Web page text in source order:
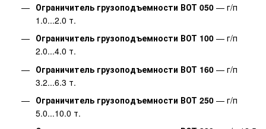
Ограничитель грузоподъемности ВОТ 050 — г/п
1.0...2.0 т.
Ограничитель грузоподъемности ВОТ 100 — г/п
2.0...4.0 т.
Ограничитель грузоподъемности ВОТ 160 — г/п
3.2...6.3 т.
Ограничитель грузоподъемности ВОТ 250 — г/п
5.0...10.0 т.